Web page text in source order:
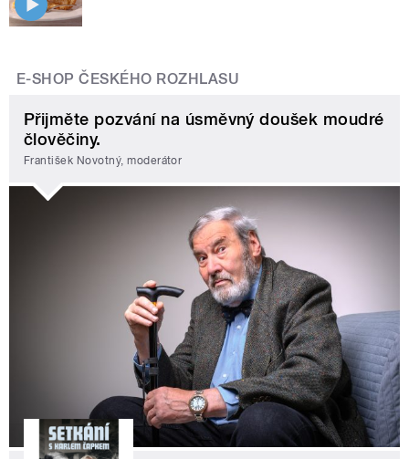
E-SHOP ČESKÉHO ROZHLASU
Přijměte pozvání na úsměvný doušek moudré
člověčiny.
František Novotný, moderátor